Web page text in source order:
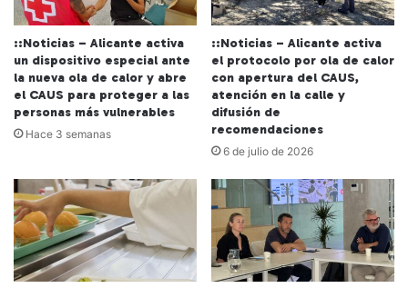
::Noticias – Alicante activa
un dispositivo especial ante
la nueva ola de calor y abre
el CAUS para proteger a las
personas más vulnerables
Hace 3 semanas
::Noticias – Alicante activa
el protocolo por ola de calor
con apertura del CAUS,
atención en la calle y
difusión de
recomendaciones
6 de julio de 2026